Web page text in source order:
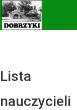
Lista
nauczycieli